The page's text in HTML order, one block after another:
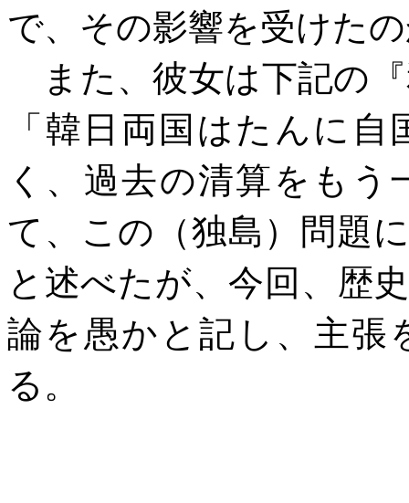
で、その影響を受けた
また、彼女は下記の
「韓日両国はたんに自
く、過去の清算をも
て、この （独島） 問題
と述べたが、 今回、 歴
論を愚かと記し、 主張
る。